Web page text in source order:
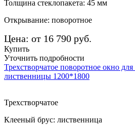
Толщина стеклопакета: 45 мм
Открывание: поворотное
Цена: от 16 790 руб.
Купить
Уточнить подробности
Трехстворчатое поворотное окно
лиственницы 1200*1800
Трехстворчатое
Клееный брус: лиственница